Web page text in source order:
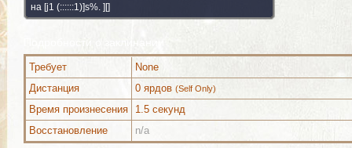
на [j1 (::::::1)]s%. ][]
Требует
None
Дистанция
0 ярдов (Self Only)
Время произнесения
1.5 секунд
Восстановление
n/a
Можно выучить (1) Комментарии Изображения
Можно выучить (1) Комментарии Изображения